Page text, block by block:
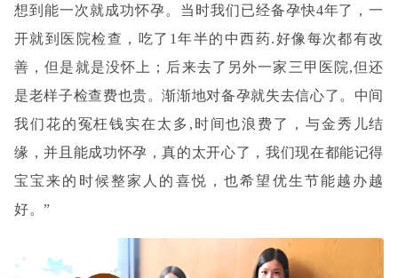
想到能一次就成功怀孕。当时我们已经备孕快4年了，一
开就到医院检查，吃了1年半的中西药.好像每次都有改
善，但是就是没怀上；后来去了另外一家三甲医院,但还
是老样子检查费也贵。渐渐地对备孕就失去信心了。中间
我们花的冤枉钱实在太多,时间也浪费了，与金秀儿结
缘，并且能成功怀孕，真的太开心了，我们现在都能记得
宝宝来的时候整家人的喜悦，也希望优生节能越办越
好。”